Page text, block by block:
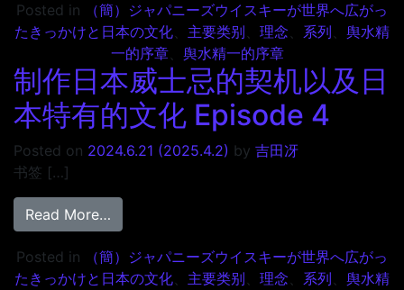
Posted in
（簡）ジャパニーズウイスキーが世界へ広がっ
たきっかけと日本の文化、 主要类别、 理念、 系列、 舆水精
一的序章、 舆水精一的序章
制作日本威士忌的契机以及日
本特有的文化 Episode 4
Posted on 2024.6.21 (2025.4.2) by 吉田冴
书签 […]
Read More…
Posted in
（簡）ジャパニーズウイスキーが世界へ広がっ
たきっかけと日本の文化、 主要类别、 理念、 系列、 舆水精